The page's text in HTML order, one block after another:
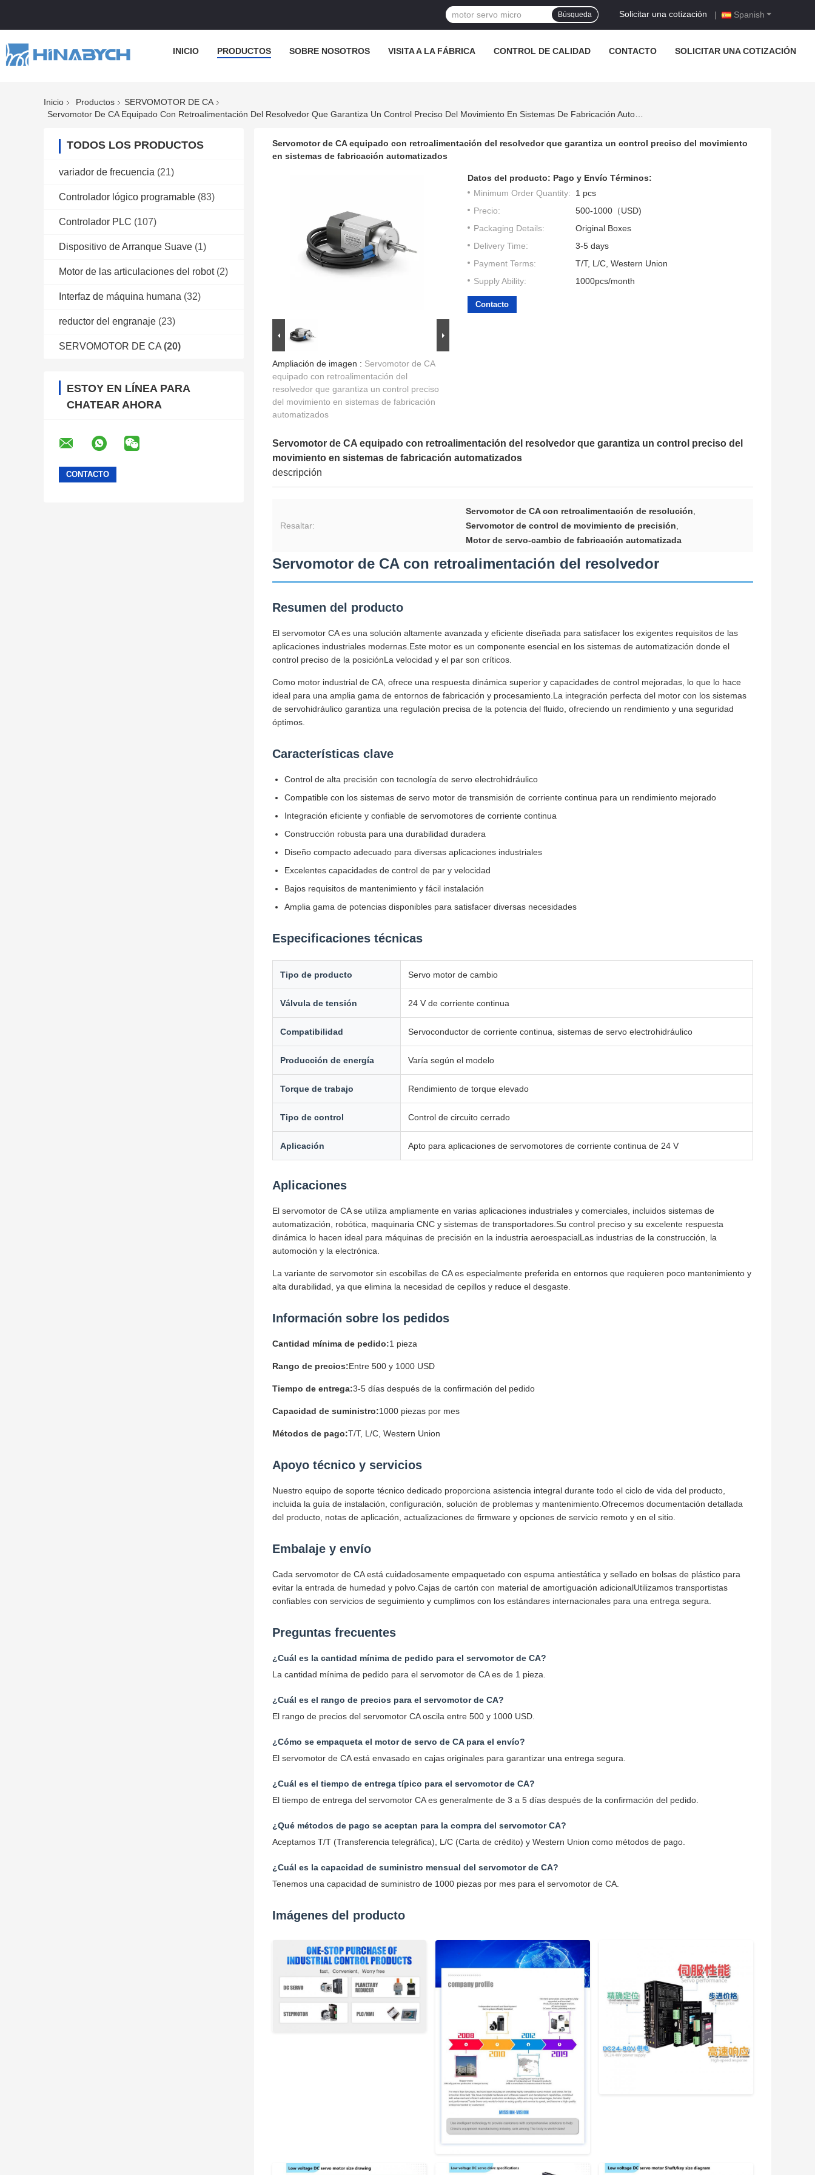
Spanish
Solicitar una cotización |
Búsqueda
INICIO PRODUCTOS SOBRE NOSOTROS VISITA A LA FÁBRICA CONTROL DE CALIDAD CONTACTO SOLICITAR UNA COTIZACIÓN
Inicio Productos
SERVOMOTOR DE CA
TODOS LOS PRODUCTOS
variador de frecuencia (21)
Controlador lógico programable (83)
Controlador PLC (107)
Dispositivo de Arranque Suave (1)
Motor de las articulaciones del robot (2)
Interfaz de máquina humana (32)
reductor del engranaje (23)
SERVOMOTOR DE CA (20)
ESTOY EN LÍNEA PARA
CHATEAR AHORA
Servomotor de CA equipado con retroalimentación del resolvedor que garantiza un control preciso del movimiento
en sistemas de fabricación automatizados
Ampliación de imagen : Servomotor de CA
equipado con retroalimentación del
resolvedor que garantiza un control preciso
del movimiento en sistemas de fabricación
automatizados
Datos del producto: Pago y Envío Términos:
Minimum Order Quantity:
1 pcs
Precio:
500-1000（USD)
Packaging Details:
Original Boxes
Delivery Time:
3-5 days
Payment Terms:
T/T, L/C, Western Union
Supply Ability:
1000pcs/month
Contacto
Servomotor de CA equipado con retroalimentación del resolvedor que garantiza un control preciso del
movimiento en sistemas de fabricación automatizados
descripción
Resaltar:
Servomotor de CA con retroalimentación de resolución
Servomotor de control de movimiento de precisión
Motor de servo-cambio de fabricación automatizada
Servomotor de CA con retroalimentación del resolvedor
Resumen del producto
El servomotor CA es una solución altamente avanzada y eficiente diseñada para satisfacer los exigentes requisitos de las
aplicaciones industriales modernas.Este motor es un componente esencial en los sistemas de automatización donde el
control preciso de la posiciónLa velocidad y el par son críticos.
Como motor industrial de CA, ofrece una respuesta dinámica superior y capacidades de control mejoradas, lo que lo hace
ideal para una amplia gama de entornos de fabricación y procesamiento.La integración perfecta del motor con los sistemas
de servohidráulico garantiza una regulación precisa de la potencia del fluido, ofreciendo un rendimiento y una seguridad
óptimos.
Características clave
Control de alta precisión con tecnología de servo electrohidráulico
Compatible con los sistemas de servo motor de transmisión de corriente continua para un rendimiento mejorado
Integración eficiente y confiable de servomotores de corriente continua
Construcción robusta para una durabilidad duradera
Diseño compacto adecuado para diversas aplicaciones industriales
Excelentes capacidades de control de par y velocidad
Bajos requisitos de mantenimiento y fácil instalación
Amplia gama de potencias disponibles para satisfacer diversas necesidades
Especificaciones técnicas
Tipo de producto Servo motor de cambio
Válvula de tensión 24 V de corriente continua
Compatibilidad Servoconductor de corriente continua, sistemas de servo electrohidráulico
Producción de energía Varía según el modelo
Torque de trabajo Rendimiento de torque elevado
Tipo de control Control de circuito cerrado
Aplicación Apto para aplicaciones de servomotores de corriente continua de 24 V
Aplicaciones
El servomotor de CA se utiliza ampliamente en varias aplicaciones industriales y comerciales, incluidos sistemas de
automatización, robótica, maquinaria CNC y sistemas de transportadores.Su control preciso y su excelente respuesta
dinámica lo hacen ideal para máquinas de precisión en la industria aeroespacialLas industrias de la construcción, la
automoción y la electrónica.
La variante de servomotor sin escobillas de CA es especialmente preferida en entornos que requieren poco mantenimiento y
alta durabilidad, ya que elimina la necesidad de cepillos y reduce el desgaste.
Información sobre los pedidos
Cantidad mínima de pedido:1 pieza
Rango de precios:Entre 500 y 1000 USD
Tiempo de entrega:3-5 días después de la confirmación del pedido
Capacidad de suministro:1000 piezas por mes
Métodos de pago:T/T, L/C, Western Union
Apoyo técnico y servicios
Nuestro equipo de soporte técnico dedicado proporciona asistencia integral durante todo el ciclo de vida del producto,
incluida la guía de instalación, configuración, solución de problemas y mantenimiento.Ofrecemos documentación detallada
del producto, notas de aplicación, actualizaciones de firmware y opciones de servicio remoto y en el sitio.
Embalaje y envío
Cada servomotor de CA está cuidadosamente empaquetado con espuma antiestática y sellado en bolsas de plástico para
evitar la entrada de humedad y polvo.Cajas de cartón con material de amortiguación adicionalUtilizamos transportistas
confiables con servicios de seguimiento y cumplimos con los estándares internacionales para una entrega segura.
Preguntas frecuentes
¿Cuál es la cantidad mínima de pedido para el servomotor de CA?
La cantidad mínima de pedido para el servomotor de CA es de 1 pieza.
¿Cuál es el rango de precios para el servomotor de CA?
El rango de precios del servomotor CA oscila entre 500 y 1000 USD.
¿Cómo se empaqueta el motor de servo de CA para el envío?
El servomotor de CA está envasado en cajas originales para garantizar una entrega segura.
¿Cuál es el tiempo de entrega típico para el servomotor de CA?
El tiempo de entrega del servomotor CA es generalmente de 3 a 5 días después de la confirmación del pedido.
¿Qué métodos de pago se aceptan para la compra del servomotor CA?
Aceptamos T/T (Transferencia telegráfica), L/C (Carta de crédito) y Western Union como métodos de pago.
¿Cuál es la capacidad de suministro mensual del servomotor de CA?
Tenemos una capacidad de suministro de 1000 piezas por mes para el servomotor de CA.
Imágenes del producto